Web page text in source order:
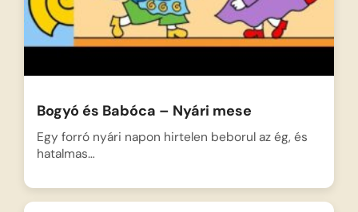
Bogyó és Babóca – Nyári mese
Egy forró nyári napon hirtelen beborul az ég, és
hatalmas…